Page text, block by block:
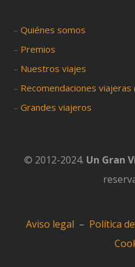
–Quiénes somos
– Premios
– Nuestros viajes
– Recomendaciones viajeras
–Grandes viajeros
© 2012-2024. Un Gran
Aviso legal – Política